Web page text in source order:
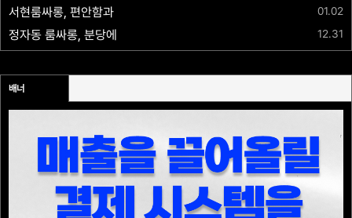
01.02
12.31
배너